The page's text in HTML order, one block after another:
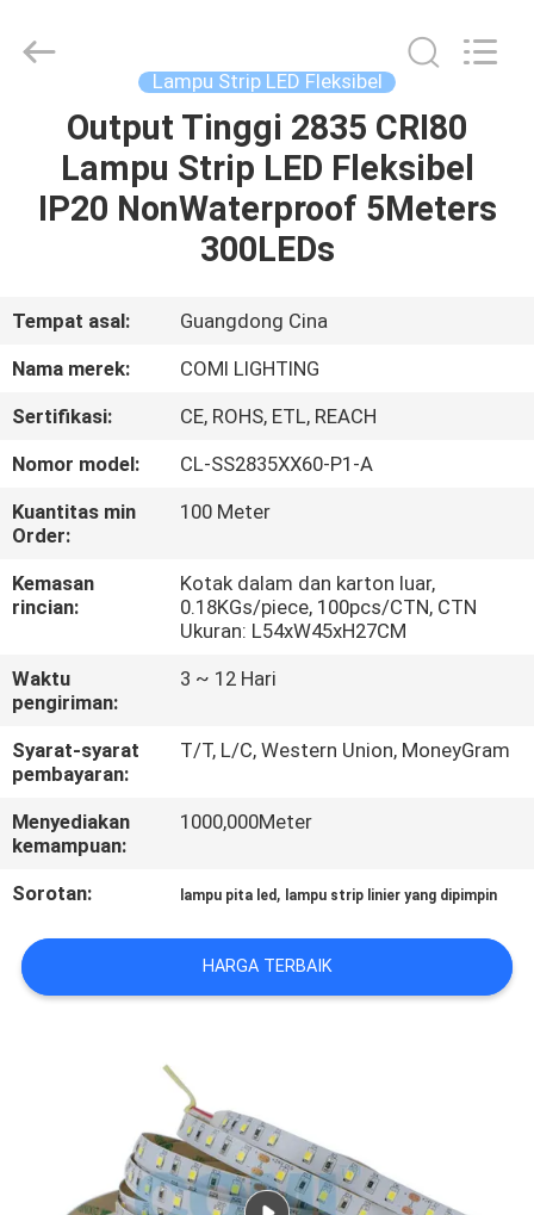
RUMAH
PRODUK
KAMI
PABRIK
KONTROL
KUALITAS
KAMI
BERITA
KASUS
SITEMAP
KEBIJAKAN
COMI
LIGHTING
Lampu Strip LED Fleksibel
Output Tinggi 2835 CRI80
Lampu Strip LED Fleksibel
IP20 NonWaterproof 5Meters
300LEDs
Tempat asal:
Guangdong Cina
Nama merek:
COMI LIGHTING
Sertifikasi:
CE, ROHS, ETL, REACH
Nomor model:
CL-SS2835XX60-P1-A
Kuantitas min
Order:
100 Meter
Kemasan
rincian:
Kotak dalam dan karton luar,
0.18KGs/piece, 100pcs/CTN, CTN
Ukuran: L54xW45xH27CM
Waktu
pengiriman:
3 ~ 12 Hari
Syarat-syarat
pembayaran:
T/T, L/C, Western Union, MoneyGram
Menyediakan
kemampuan:
1000,000Meter
Sorotan: lampu pita led , lampu strip linier yang dipimpin
HARGA TERBAIK